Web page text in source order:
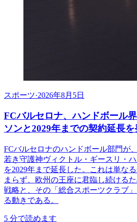
スポーツ·2026年8月5日
FCバルセロナ、ハンドボール
ソンと2029年までの契約延長を
FCバルセロナのハンドボール部門が
若き守護神ヴィクトル・ギースリ・
を2029年まで延長した。これは単な
まらず、欧州の王座に君臨し続ける
戦略と、その「総合スポーツクラブ
る動きである。
5 分で読めます